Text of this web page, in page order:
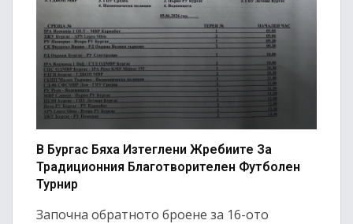
В Бургас Бяха Изтеглени Жребиите За
Традиционния Благотворителен Футболен
Турнир
Започна обратното броене за 16-ото